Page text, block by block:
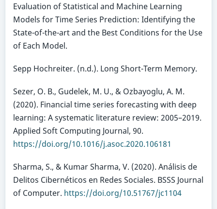
Evaluation of Statistical and Machine Learning
Models for Time Series Prediction: Identifying the
State-of-the-art and the Best Conditions for the Use
of Each Model.
Sepp Hochreiter. (n.d.). Long Short-Term Memory.
Sezer, O. B., Gudelek, M. U., & Ozbayoglu, A. M.
(2020). Financial time series forecasting with deep
learning: A systematic literature review: 2005–2019.
Applied Soft Computing Journal, 90.
https://doi.org/10.1016/j.asoc.2020.106181
Sharma, S., & Kumar Sharma, V. (2020). Análisis de
Delitos Cibernéticos en Redes Sociales. BSSS Journal
of Computer. https://doi.org/10.51767/jc1104